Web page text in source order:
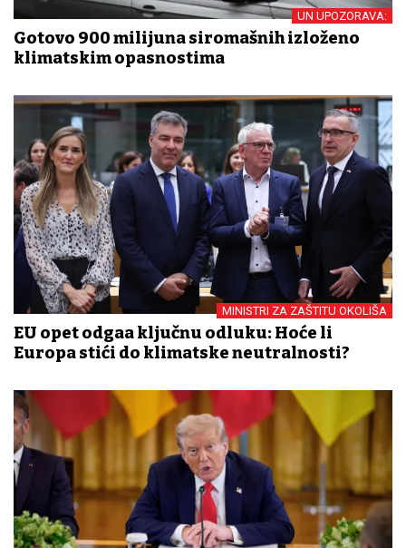
UN UPOZORAVA:
Gotovo 900 milijuna siromašnih izloženo
klimatskim opasnostima
MINISTRI ZA ZAŠTITU OKOLIŠA
EU opet odgađa ključnu odluku: Hoće li
Europa stići do klimatske neutralnosti?